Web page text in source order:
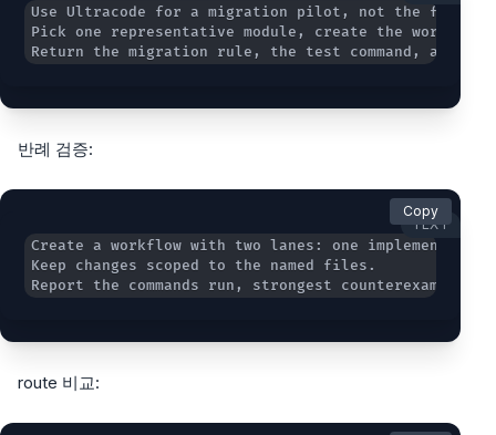
Return the migration rule, the test command, and
반례 검증:
TEXT
Report the commands run, strongest
Copy
route 비교: